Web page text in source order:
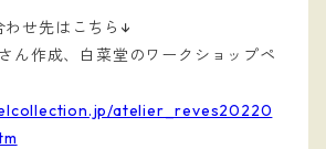
わせ先はこちら↓
ん作成、白菜堂のワークショップペ
atelier_reves20220